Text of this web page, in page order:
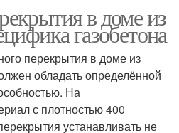
в доме из
газобетона
перекрытия в доме из
обладать определённой
На
с плотностью 400
устанавливать не